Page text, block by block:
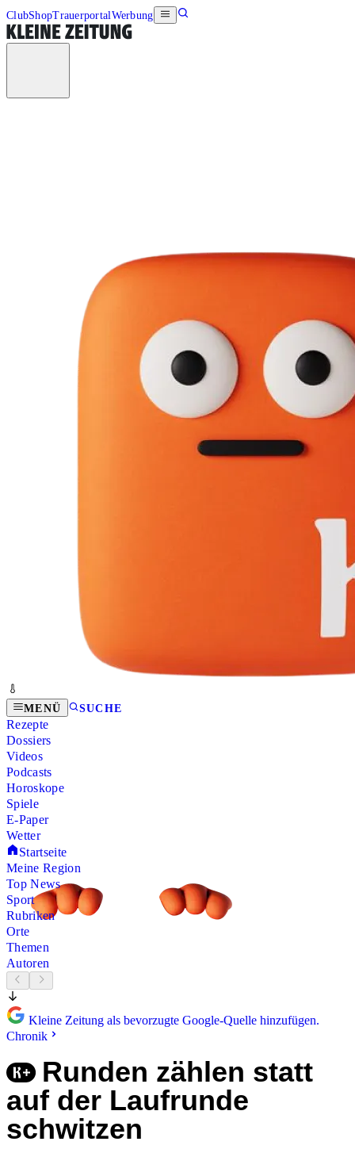
ClubShopTrauerportalWerbung
MENÜ SUCHE
Rezepte
Dossiers
Videos
Podcasts
Horoskope
Spiele
E-Paper
Wetter
Startseite
Meine Region
Top News
Sport
Rubriken
Orte
Themen
Autoren
Kleine Zeitung als bevorzugte Google-Quelle hinzufügen.
Chronik
Runden zählen statt
auf der Laufrunde
schwitzen